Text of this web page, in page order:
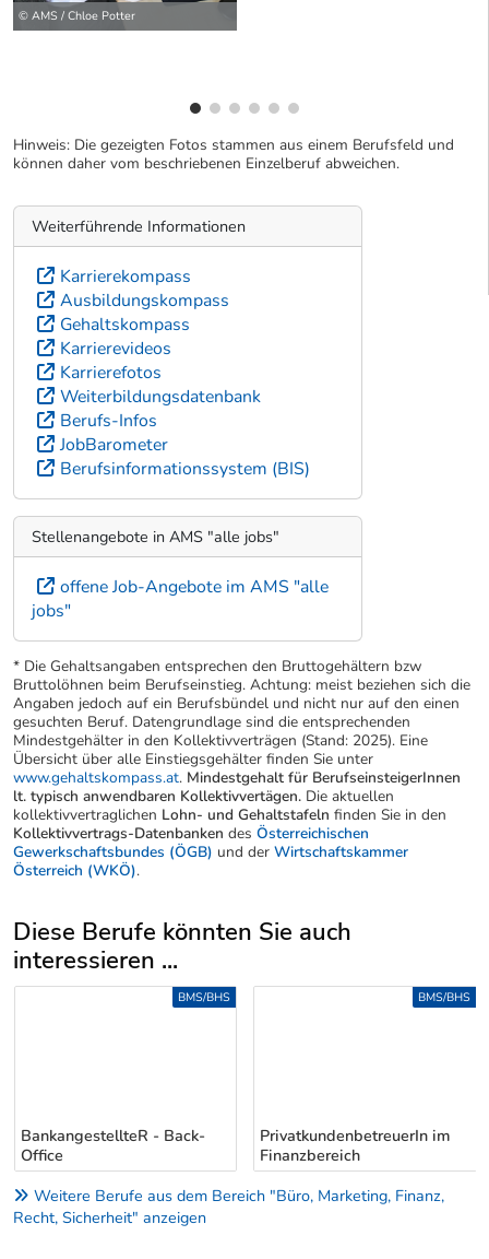
© AMS / Chloe Potter
Hinweis: Die gezeigten Fotos stammen aus einem Berufsfeld und
können daher vom beschriebenen Einzelberuf abweichen.
Weiterführende Informationen
Karrierekompass
Ausbildungskompass
Gehaltskompass
Karrierevideos
Karrierefotos
Weiterbildungsdatenbank
Berufs-Infos
JobBarometer
Berufsinformationssystem (BIS)
Stellenangebote in AMS "alle jobs"
offene Job-Angebote im AMS "alle
jobs"
* Die Gehaltsangaben entsprechen den Bruttogehältern bzw
Bruttolöhnen beim Berufseinstieg. Achtung: meist beziehen sich die
Angaben jedoch auf ein Berufsbündel und nicht nur auf den einen
gesuchten Beruf. Datengrundlage sind die entsprechenden
Mindestgehälter in den Kollektivverträgen (Stand: 2025). Eine
Übersicht über alle Einstiegsgehälter finden Sie unter
www.gehaltskompass.at. Mindestgehalt für BerufseinsteigerInnen
lt. typisch anwendbaren Kollektivvertägen. Die aktuellen
kollektivvertraglichen Lohn- und Gehaltstafeln finden Sie in den
Kollektivvertrags-Datenbanken des Österreichischen
Gewerkschaftsbundes (ÖGB) und der Wirtschaftskammer
Österreich (WKÖ).
Diese Berufe könnten Sie auch
interessieren ...
Uber weitere Berufsvorschläge
BankangestellteR - Back-
Office
BMS/BHS
PrivatkundenbetreuerIn im
Finanzbereich
BMS/BHS
Weitere Berufe aus dem Bereich "Büro, Marketing, Finanz,
Recht, Sicherheit" anzeigen